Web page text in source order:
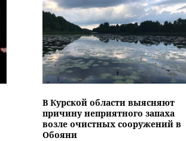
В Курской области выясняют
причину неприятного запаха
возле очистных сооружений в
Обояни